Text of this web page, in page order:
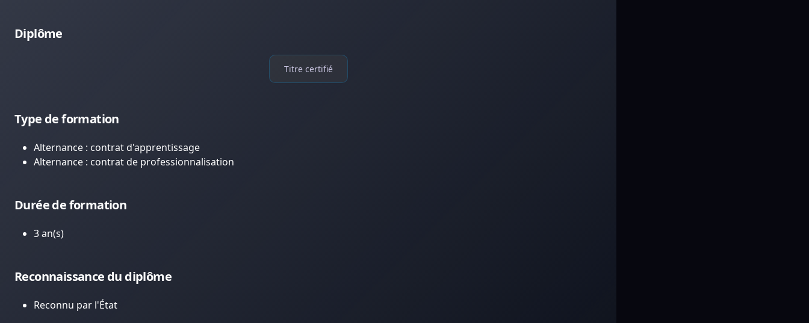
Diplôme
Titre certifié
Type de formation
Alternance : contrat d'apprentissage
Alternance : contrat de professionnalisation
Durée de formation
3 an(s)
Reconnaissance du diplôme
Reconnu par l'État